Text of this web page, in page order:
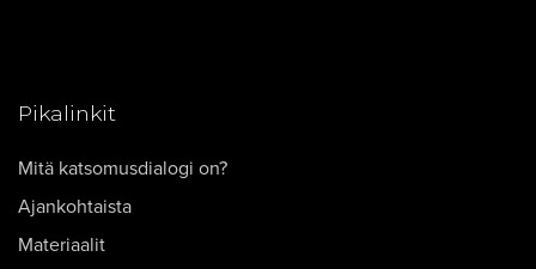
Pikalinkit
Mitä katsomusdialogi on?
Ajankohtaista
Materiaalit